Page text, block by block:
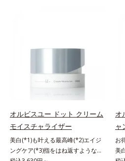
届けます。真皮のコラーゲン産生を
悩みのシワを改善しながら、過剰な
メラニン生成を防ぎ未来のシミ・ソ
バカスを予防します。さらに独自研
究に基づいた浸透型ハリ保湿成分
(*6)で大人肌にハリ感をプラス。す
るっと伸び広がるテクスチャー
で、"顔全体にご使用いただける設
計"。見えているシワはもちろん、
自分では気づきにくい死角のシワの
指
不
の
い
オルビスユー ドット クリーム
モイスチャライザー
美白(*1)も叶える最高峰(*2)エイジ
ングケア(*3)指をはね返すような弾
オ
ャ
お
美